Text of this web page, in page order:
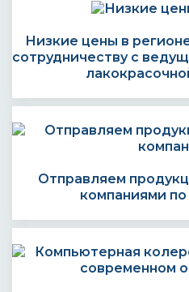
Низкие цены в
сотрудничеству с
Отправляем
компаниями